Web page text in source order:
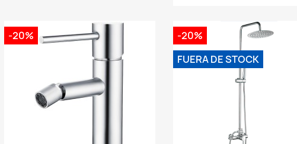
-20%
-20%
FUERA DE STOCK